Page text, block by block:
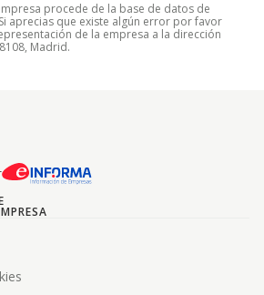
procede de la base de datos de
Si aprecias que existe algún error por favor
de la empresa a la dirección
Madrid.